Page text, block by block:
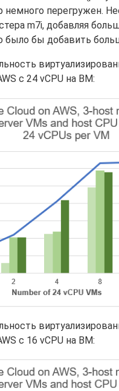
немного перегружен.
m7i, добавляя
было бы добавить
с 24 vCPU на ВМ:
с 16 vCPU на ВМ: